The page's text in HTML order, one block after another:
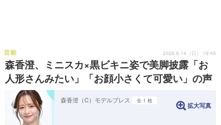
森香澄、ミニスカ×黒ビキニ姿で美脚披露「お
人形さんみたい」「お顔小さくて可愛い」の声
芸能 2026.6.14（日） 19:45
森香澄（C）モデルプレス 全 1 枚
拡大写真